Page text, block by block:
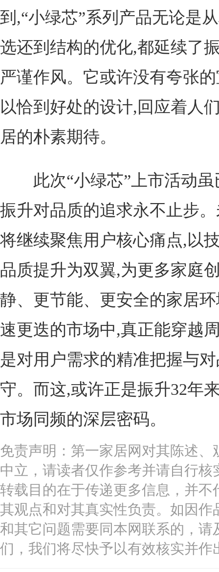
到,“小绿芯”系列产品无论是
选还到结构的优化,都延续了
严谨作风。它或许没有夸张
以恰到好处的设计,回应着人
居的朴素期待。
此次“小绿芯”上市活动虽
振升对品质的追求永不止步
将继续聚焦用户核心痛点,以
品质提升为双翼,为更多家庭
静、更节能、更安全的家居
速更迭的市场中,真正能穿越
是对用户需求的精准把握与
守。而这,或许正是振升32年
市场同频的深层密码。
免责声明：第一家居网对其陈述、
中立，请读者仅作参考并请自行核
转载目的在于传递更多信息，并不
其观点和对其真实性负责。如因作
和其它问题需要同本网联系的，请
们，我们将尽快予以有效核实并作